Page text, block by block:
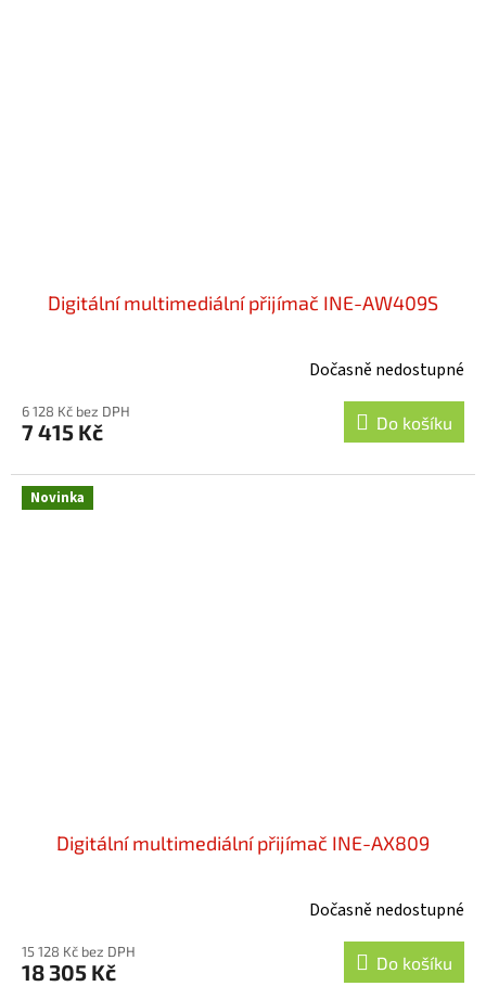
Digitální multimediální přijímač INE-AW409S
Dočasně nedostupné
6 128 Kč bez DPH
7 415 Kč Do košíku
Novinka
Digitální multimediální přijímač INE-AX809
Dočasně nedostupné
15 128 Kč bez DPH
18 305 Kč Do košíku